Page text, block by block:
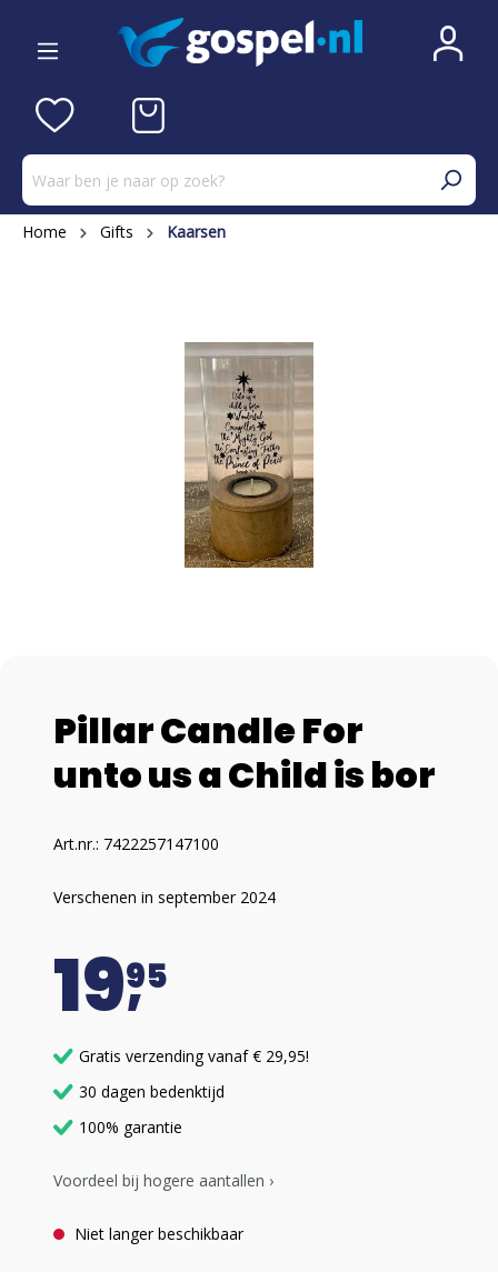
Home Gifts Kaarsen
Pillar Candle For
unto us a Child is bor
Art.nr.: 7422257147100
Verschenen in september 2024
1995
Gratis verzending vanaf € 29,95!
30 dagen bedenktijd
100% garantie
Voordeel bij hogere aantallen ›
Niet langer beschikbaar